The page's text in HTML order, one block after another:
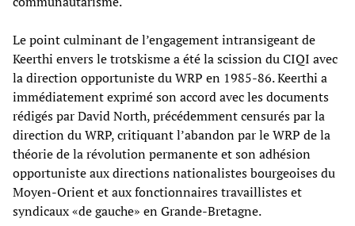
Le point culminant de l’engagement intransigeant de
Keerthi envers le trotskisme a été la scission du CIQI avec
la direction opportuniste du WRP en 1985-86. Keerthi a
immédiatement exprimé son accord avec les documents
rédigés par David North, précédemment censurés par la
direction du WRP, critiquant l’abandon par le WRP de la
théorie de la révolution permanente et son adhésion
opportuniste aux directions nationalistes bourgeoises du
Moyen-Orient et aux fonctionnaires travaillistes et
syndicaux «de gauche» en Grande-Bretagne.